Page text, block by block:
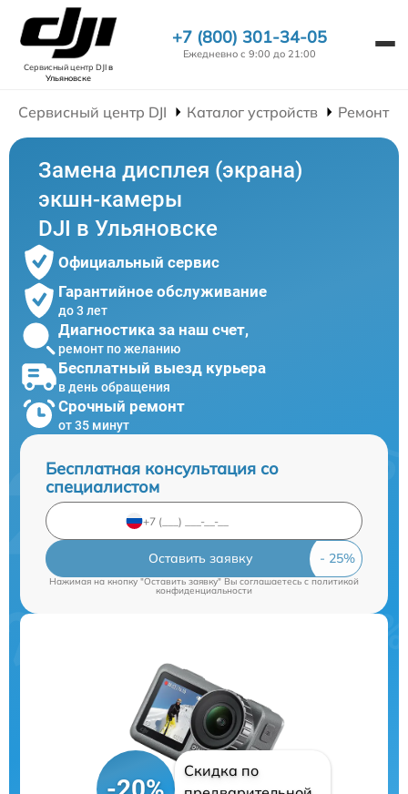
Сервисный центр DJIв
Ульяновске
+7 (800) 301-34-05
Ежедневно с 9:00 до 21:00
Сервисный центр DJI Каталог устройств Ремонт
Замена дисплея (экрана)
экшн-камеры
DJI в Ульяновске
Официальный сервис
Гарантийное обслуживание
до 3 лет
Диагностика за наш счет,
ремонт по желанию
Бесплатный выезд курьера
в день обращения
Срочный ремонт
от 35 минут
Бесплатная консультация со
специалистом
Оставить заявку
Нажимая на кнопку "Оставить заявку" Вы соглашаетесь cполитикой
конфиденциальности
Скидка по